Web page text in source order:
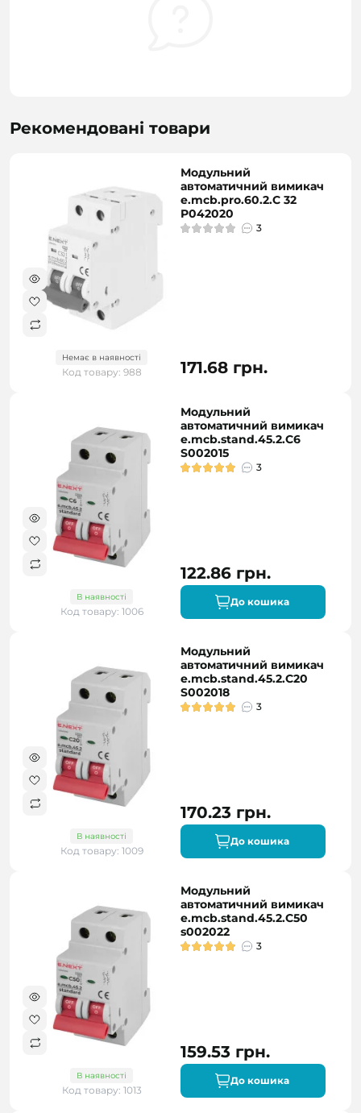
Рекомендовані товари
Немає в наявності
Код товару: 988
Модульний
автоматичний вимикач
e.mcb.pro.60.2.C 32
P042020
3
171.68 грн.
В наявності
Код товару: 1006
Модульний
автоматичний вимикач
e.mcb.stand.45.2.C6
S002015
3
122.86 грн.
До кошика
В наявності
Код товару: 1009
Модульний
автоматичний вимикач
e.mcb.stand.45.2.C20
S002018
3
170.23 грн.
До кошика
В наявності
Код товару: 1013
Модульний
автоматичний вимикач
e.mcb.stand.45.2.C50
s002022
3
159.53 грн.
До кошика